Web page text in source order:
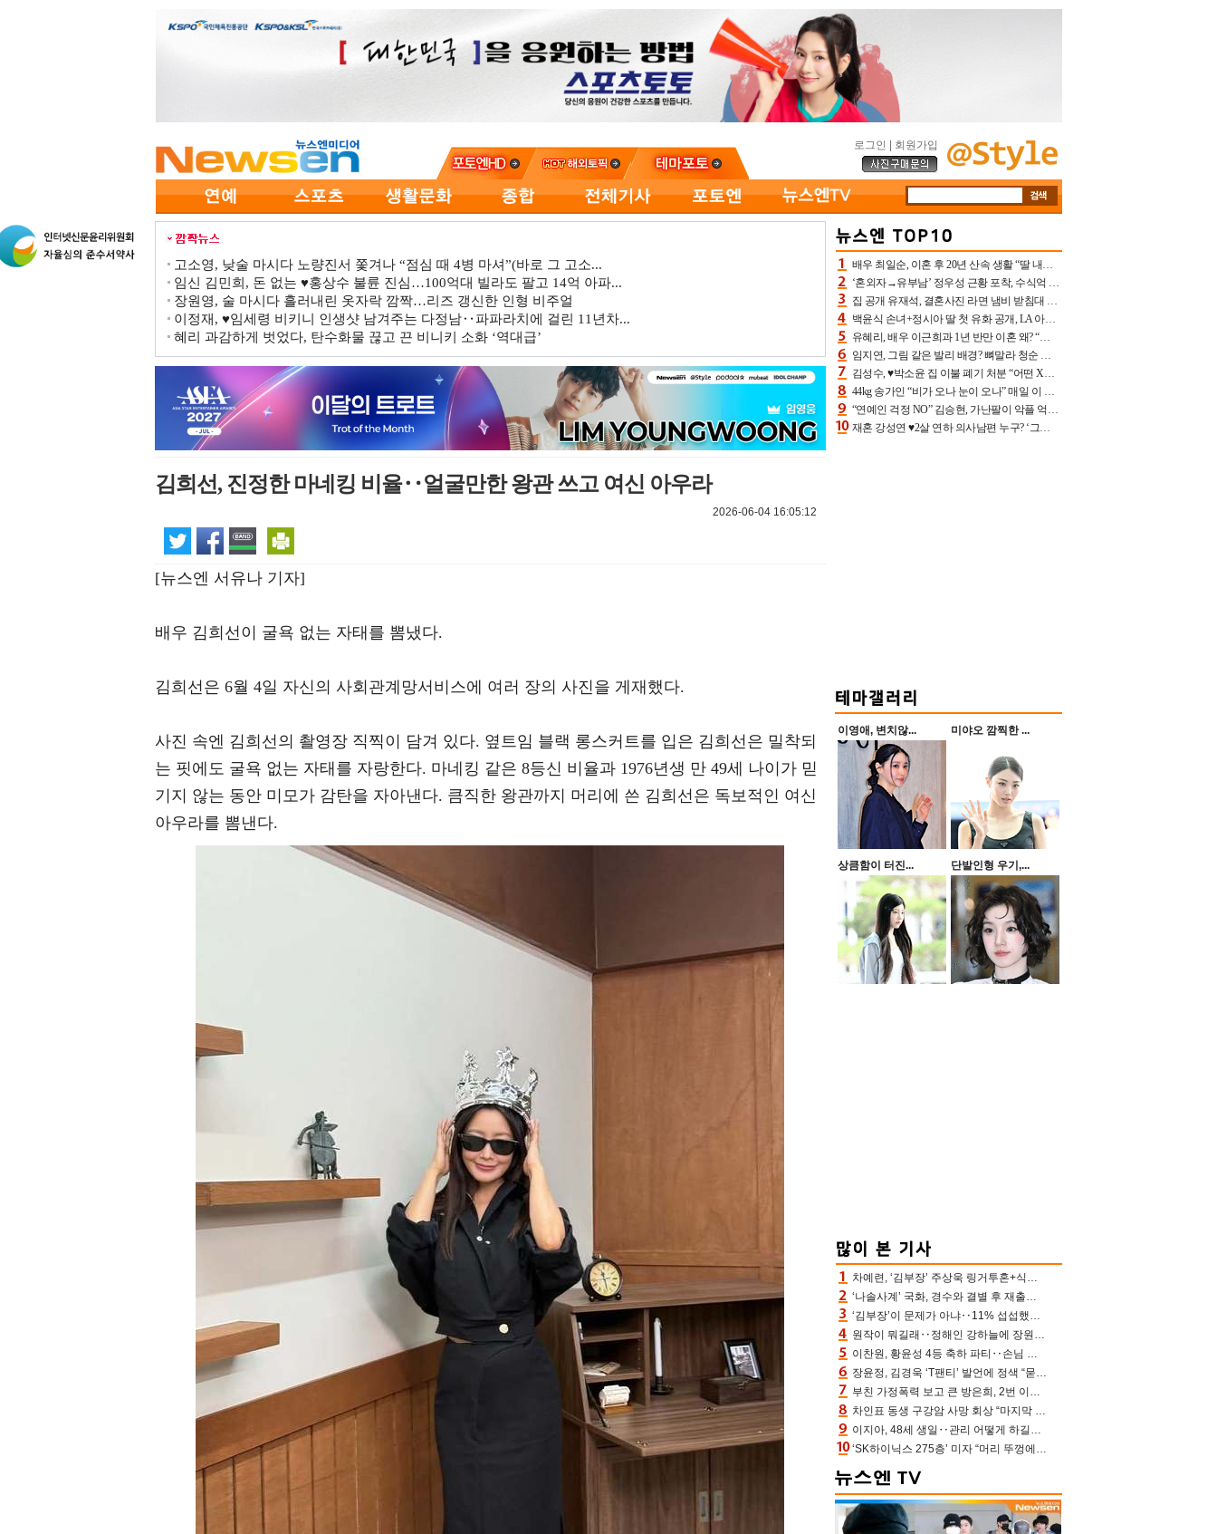
로그인 회원가입
고소영, 낮술 마시다 노량진서 쫓겨나 “점심 때 4병 마셔”(바로 그 고소...
임신 김민희, 돈 없는 ♥홍상수 불륜 진심…100억대 빌라도 팔고 14억 아파...
장원영, 술 마시다 흘러내린 옷자락 깜짝…리즈 갱신한 인형 비주얼
이정재, ♥임세령 비키니 인생샷 남겨주는 다정남‥파파라치에 걸린 11년차...
혜리 과감하게 벗었다, 탄수화물 끊고 끈 비니키 소화 ‘역대급’
김희선, 진정한 마네킹 비율‥얼굴만한 왕관 쓰고 여신 아우라
2026-06-04 16:05:12
[뉴스엔 서유나 기자]
배우 김희선이 굴욕 없는 자태를 뽐냈다.
김희선은 6월 4일 자신의 사회관계망서비스에 여러 장의 사진을 게재했다.
사진 속엔 김희선의 촬영장 직찍이 담겨 있다. 옆트임 블랙 롱스커트를 입은 김희선은 밀착되
는 핏에도 굴욕 없는 자태를 자랑한다. 마네킹 같은 8등신 비율과 1976년생 만 49세 나이가 믿
기지 않는 동안 미모가 감탄을 자아낸다. 큼직한 왕관까지 머리에 쓴 김희선은 독보적인 여신
아우라를 뽐낸다.
배우 최일순, 이혼 후 20년 산속 생활 “딸 내가 버렸다고 원망‥맘 아파”(특종)[어제TV]
‘혼외자→유부남’ 정우성 근황 포착, 수식억 해킹 피해 후배 만났다 “존경하는”
집 공개 유재석, 결혼사진 라면 냄비 받침대 되고 분노‥가족사진도 피해(놀뭐)[어제TV]
백윤식 손녀+정시아 딸 첫 유화 공개, LA 아트쇼→서울국제조각페스타 작가다운 수준급 실력
유혜리, 배우 이근희과 1년 반만 이혼 왜? “식칼 꽂고 의자 던져” 충격 폭로(특종)[어제TV]
임지연, 그림 같은 발리 배경? 뼈말라 청순 비키니 핏에 상대 안 되네
김성수, ♥박소윤 집 이불 폐기 처분 “어떤 X이랑 썼을지 몰라” 질투(신랑수업2)[어제TV]
44kg 송가인 “비가 오나 눈이 오나” 매일 이 운동, 허벅지 근육량 상승+체지방 감소
“연예인 걱정 NO” 김승현, 가난팔이 악플 억울할만‥아내+딸과 日 여행
재혼 강성연 ♥2살 연하 의사남편 누구? ‘그알’ 자문의에 훈남 비주얼 초엘리트 스펙 [종합]
이영애, 변치않... 미야오 깜찍한 ...
상큼함이 터진... 단발인형 우기,...
차예련, ‘김부장’ 주상욱 링거투혼+식스팩 비화 “옷 벗는데 아저씨는 안 된다고”(차장금)
‘나솔사계’ 국화, 경수와 결별 후 재출연…첫인상 3표 몰표
‘김부장’이 문제가 아냐‥11% 섭섭했던 ‘재벌X형사2’ 돈·빽 총동원해 컴백 [TV보고서]
원작이 뭐길래‥정해인 강하늘에 장원영까지 참여한 이 영화
이찬원, 황윤성 4등 축하 파티‥손님 모으려 블랙핑크 지수와 친한 척(편스토랑)[어제TV]
장윤정, 김경욱 ‘T팬티’ 발언에 정색 “묻지 않았는데, 그것도 성희롱”(장공장)
부친 가정폭력 보고 큰 방은희, 2번 이혼 후 잠수→母 고독사에 자책(특종세상)[어제TV]
차인표 동생 구강암 사망 회상 “마지막 순간 동생 손 잡아준 신애라, 두고두고 고마워” (신애라이프)
이지아, 48세 생일‥관리 어떻게 하길래 놀라운 동안 미모
‘SK하이닉스 275층’ 미자 “머리 뚜껑에서 사, 주식만 안 해도 돈 버는 것”